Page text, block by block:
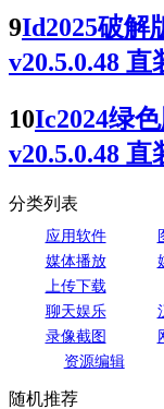
9Id2025破解
v20.5.0.48 直
10Ic2024绿
v20.5.0.48 直
分类列表
应用软件
媒体播放
上传下载
聊天娱乐
录像截图
资源编辑
随机推荐